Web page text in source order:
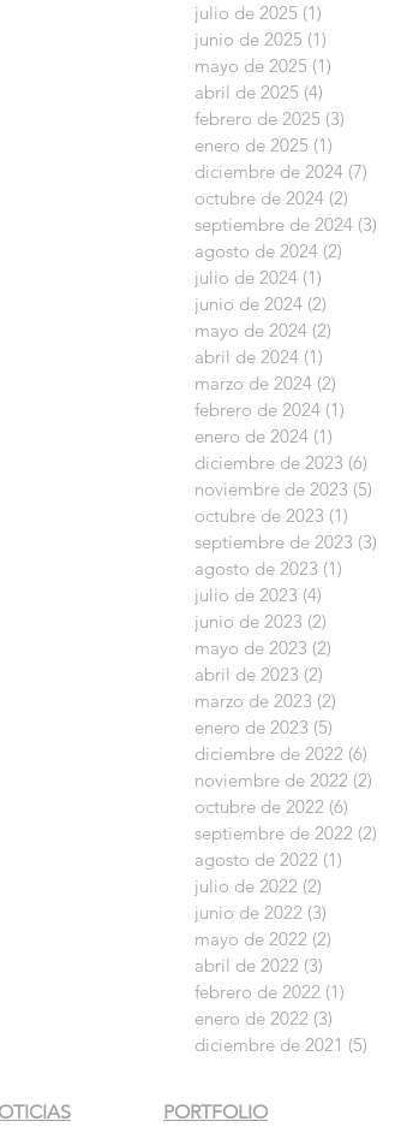
julio de 2025 (1)
junio de 2025 (1)
mayo de 2025 (1)
abril de 2025 (4)
febrero de 2025 (3)
enero de 2025 (1)
diciembre de 2024 (7)
octubre de 2024 (2)
septiembre de 2024 (3)
agosto de 2024 (2)
julio de 2024 (1)
junio de 2024 (2)
mayo de 2024 (2)
abril de 2024 (1)
marzo de 2024 (2)
febrero de 2024 (1)
enero de 2024 (1)
diciembre de 2023 (6)
noviembre de 2023 (5)
octubre de 2023 (1)
septiembre de 2023 (3)
agosto de 2023 (1)
julio de 2023 (4)
junio de 2023 (2)
mayo de 2023 (2)
abril de 2023 (2)
marzo de 2023 (2)
enero de 2023 (5)
diciembre de 2022 (6)
noviembre de 2022 (2)
octubre de 2022 (6)
septiembre de 2022 (2)
agosto de 2022 (1)
julio de 2022 (2)
junio de 2022 (3)
mayo de 2022 (2)
abril de 2022 (3)
febrero de 2022 (1)
enero de 2022 (3)
diciembre de 2021 (5)
PORTFOLIO